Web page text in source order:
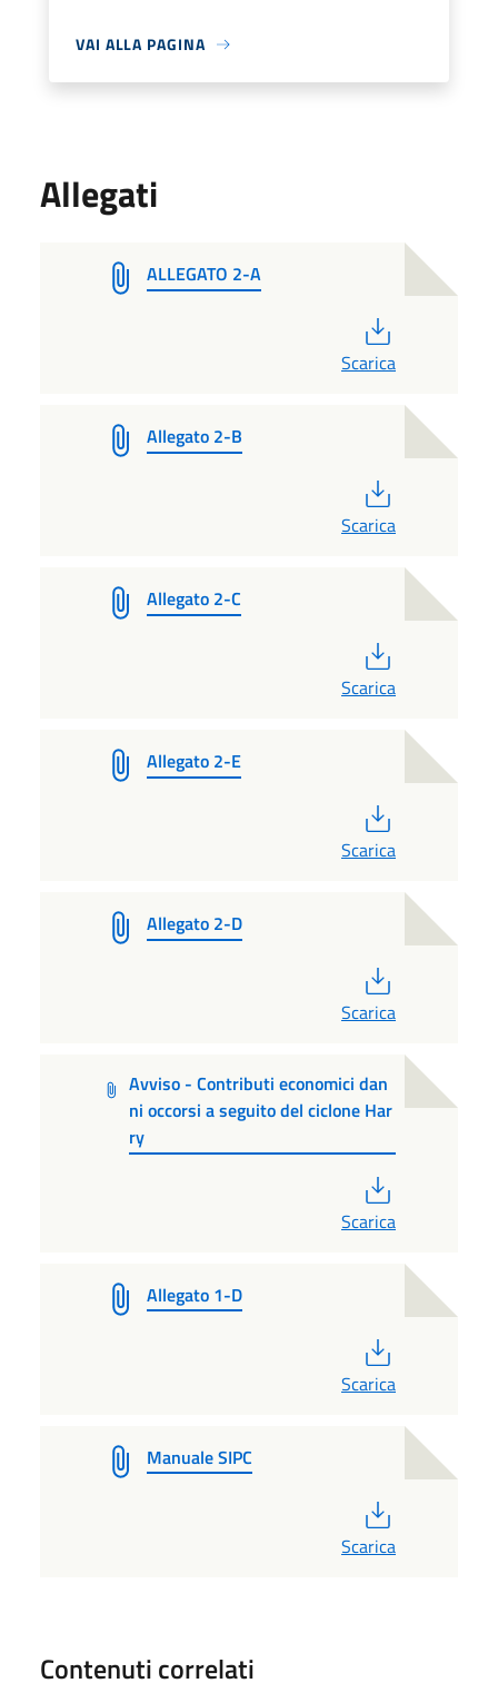
VAI ALLA PAGINA
Allegati
ALLEGATO 2-A
Scarica
Allegato 2-B
Scarica
Allegato 2-C
Scarica
Allegato 2-E
Scarica
Allegato 2-D
Scarica
Avviso - Contributi economici dan
ni occorsi a seguito del ciclone Har
ry
Scarica
Allegato 1-D
Scarica
Manuale SIPC
Scarica
Contenuti correlati